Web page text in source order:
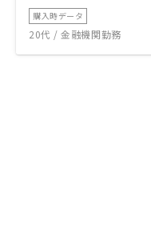
購入時データ
20代 / 金融機関勤務